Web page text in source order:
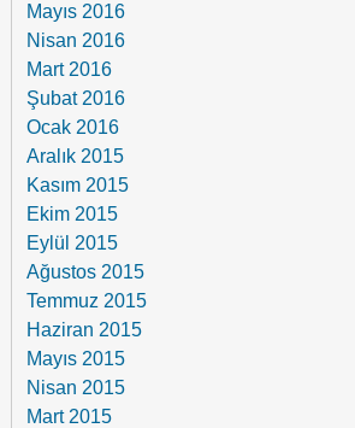
Mayıs 2016
Nisan 2016
Mart 2016
Şubat 2016
Ocak 2016
Aralık 2015
Kasım 2015
Ekim 2015
Eylül 2015
Ağustos 2015
Temmuz 2015
Haziran 2015
Mayıs 2015
Nisan 2015
Mart 2015